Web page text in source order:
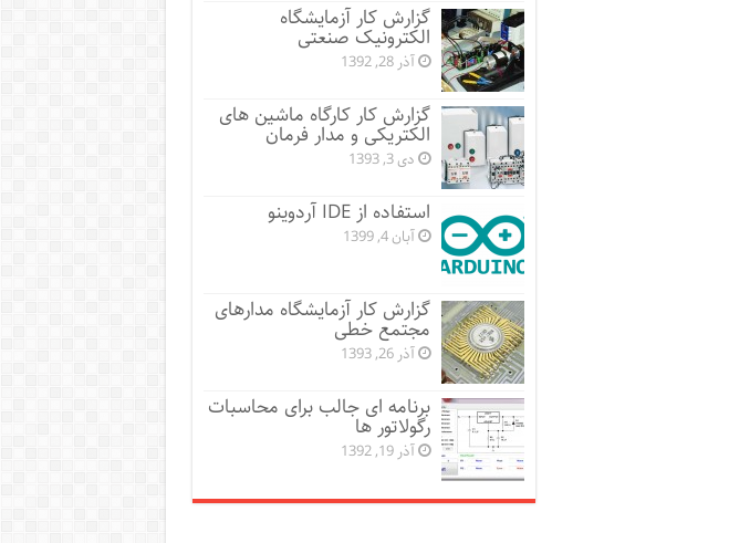
گزارش کار آزمایشگاه
الکترونیک صنعتی
آذر 28, 1392
گزارش کار کارگاه ماشین های
الکتریکی و مدار فرمان
دی 3, 1393
استفاده از IDE آردوینو
آبان 4, 1399
گزارش کار آزمایشگاه مدارهای
مجتمع خطی
آذر 26, 1393
برنامه ای جالب برای محاسبات
رگولاتور ها
آذر 19, 1392